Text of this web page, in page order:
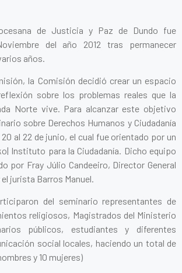
de Justicia y Paz de Dundo fue
del año 2012 tras permanecer
años.
la Comisión decidió crear un espacio
sobre los problemas reales que la
Norte vive. Para alcanzar este objetivo
sobre Derechos Humanos y Ciudadanía
al 22 de junio, el cual fue orientado por un
Instituto para la Ciudadanía. Dicho equipo
por Fray Júlio Candeeiro, Director General
jurista Barros Manuel.
del seminario representantes de
religiosos, Magistrados del Ministerio
públicos, estudiantes y diferentes
social locales, haciendo un total de
y 10 mujeres)